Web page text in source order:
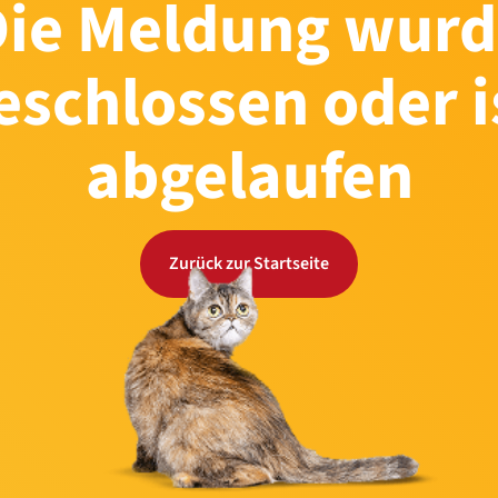
Meldung
oder
abgelaufen
Zurück zur Startseite